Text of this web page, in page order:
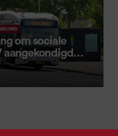
om sociale
aangekondigd